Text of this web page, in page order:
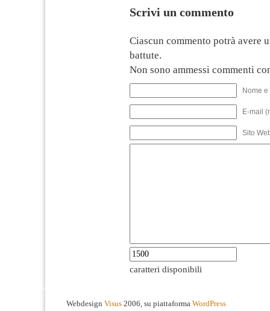
Scrivi un commento
Ciascun commento potrà avere
battute.
Non sono ammessi commenti
Nome
E-mail
Sito
caratteri disponibili
Webdesign Visus 2006, su piattaforma WordPress